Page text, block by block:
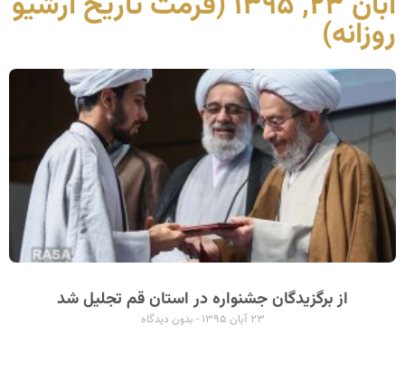
روزانه)
از برگزیدگان جشنواره در استان قم تجلیل شد
۲۳ آبان ۱۳۹۵ بدون دیدگاه